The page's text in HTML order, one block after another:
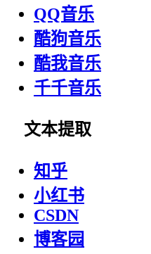
QQ音乐
酷狗音乐
酷我音乐
千千音乐
文本提取
知乎
小红书
CSDN
博客园